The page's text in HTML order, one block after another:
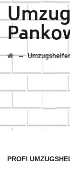
→
PROFI